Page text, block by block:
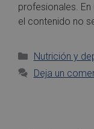
profesionales.
el contenido no
Nutrición y
Deja un